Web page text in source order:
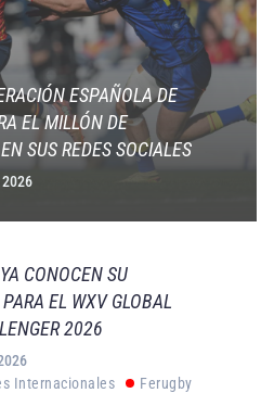
ESPAÑOLA DE
EL MILLÓN DE
SUS REDES SOCIALES
2026
CONOCEN SU
EL WXV GLOBAL
2026
Internacionales
Ferugby